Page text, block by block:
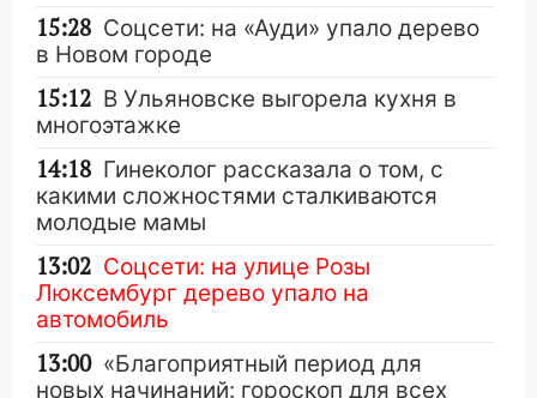
15:28 Соцсети: на «Ауди» упало дерево
в Новом городе
15:12 В Ульяновске выгорела кухня в
многоэтажке
14:18 Гинеколог рассказала о том, с
какими сложностями сталкиваются
молодые мамы
13:02 Соцсети: на улице Розы
Люксембург дерево упало на
автомобиль
13:00 «Благоприятный период для
новых начинаний: гороскоп для всех